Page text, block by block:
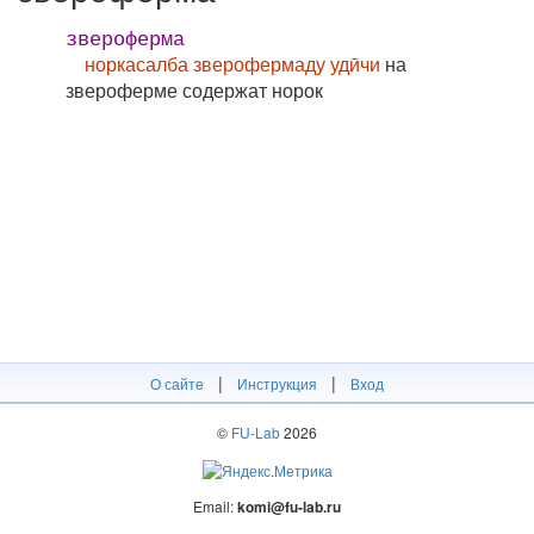
звероферма
норкасалба зверофермаду удӣчи на
звероферме содержат норок
О сайте | Инструкция | Вход
© FU-Lab2026
Email:komi@fu-lab.ru